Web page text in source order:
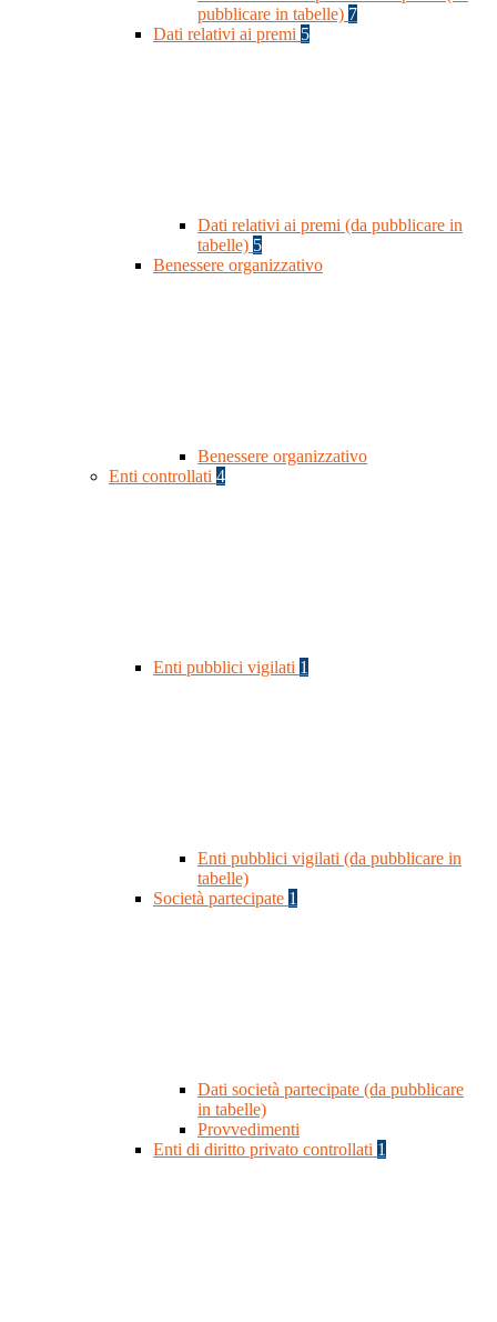
pubblicare in tabelle) 7
Dati relativi ai premi 5
Dati relativi ai premi (da pubblicare in
tabelle) 5
Benessere organizzativo
Benessere organizzativo
Enti controllati 4
Enti pubblici vigilati 1
Enti pubblici vigilati (da pubblicare in
tabelle)
Società partecipate 1
Dati società partecipate (da pubblicare
in tabelle)
Provvedimenti
Enti di diritto privato controllati 1